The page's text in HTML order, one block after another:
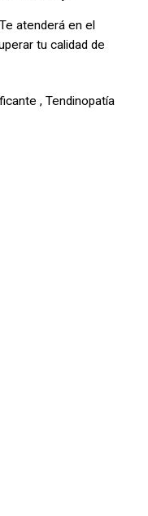
. Te atenderá en el
tu calidad de
, Tendinopatía